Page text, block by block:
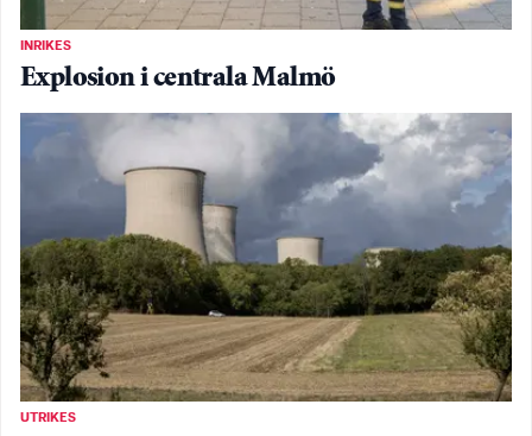
INRIKES
Explosion i centrala Malmö
UTRIKES